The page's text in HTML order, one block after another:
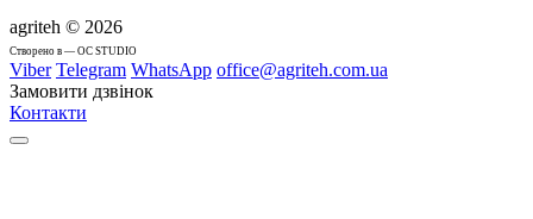
agriteh © 2026
Cтворено в — OC STUDIO
Viber Telegram WhatsApp office@agriteh.com.ua
Замовити дзвінок
Контакти